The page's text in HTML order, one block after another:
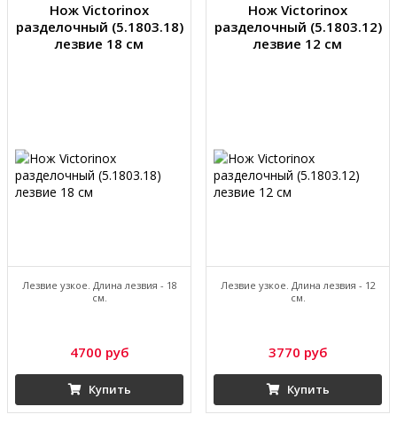
Нож Victorinox
разделочный (5.1803.18)
лезвие 18 см
Лезвие узкое. Длина лезвия - 18
см.
4700 руб
Купить
Нож Victorinox
разделочный (5.1803.12)
лезвие 12 см
Лезвие узкое. Длина лезвия - 12
см.
3770 руб
Купить